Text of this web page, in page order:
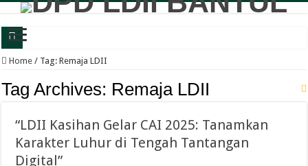
Wabup Bantul: Senam dan Bazar LDII Perkuat Kesehatan serta Ekonomi Warga
Panewu Anom Sanden Buka CAI LDII Bantul, Dorong Generasi Muda
Sambut Santri Baru, Pondok Pesantren Nur Aisyah Komitmen Cetak Generasi
LDII Tamantirto Gelar Festival Generus Sholeh, Siapkan Generasi Emas
Home / Tag:Remaja LDII
Tag Archives: Remaja LDII
“LDII Kasihan Gelar CAI 2025: Tanamkan
Karakter Luhur di Tengah Tantangan
Digital”